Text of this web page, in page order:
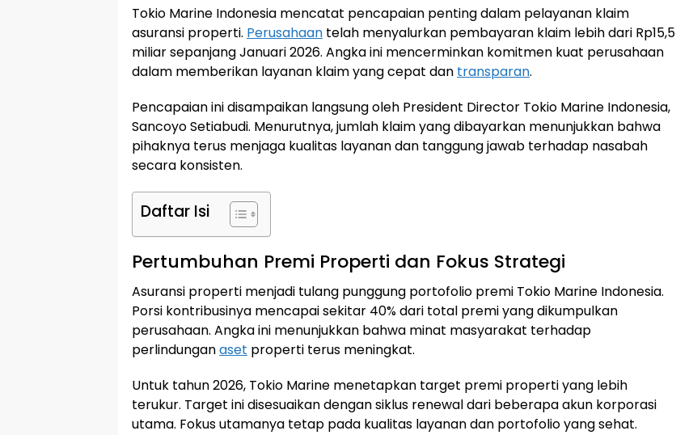
Tokio Marine Indonesia mencatat pencapaian penting dalam pelayanan klaim
asuransi properti. Perusahaan telah menyalurkan pembayaran klaim lebih dari Rp15,5
miliar sepanjang Januari 2026. Angka ini mencerminkan komitmen kuat perusahaan
dalam memberikan layanan klaim yang cepat dan transparan.
Pencapaian ini disampaikan langsung oleh President Director Tokio Marine Indonesia,
Sancoyo Setiabudi. Menurutnya, jumlah klaim yang dibayarkan menunjukkan bahwa
pihaknya terus menjaga kualitas layanan dan tanggung jawab terhadap nasabah
secara konsisten.
Daftar Isi
Pertumbuhan Premi Properti dan Fokus Strategi
Asuransi properti menjadi tulang punggung portofolio premi Tokio Marine Indonesia.
Porsi kontribusinya mencapai sekitar 40% dari total premi yang dikumpulkan
perusahaan. Angka ini menunjukkan bahwa minat masyarakat terhadap
perlindunganaset properti terus meningkat.
Untuk tahun 2026, Tokio Marine menetapkan target premi properti yang lebih
terukur. Target ini disesuaikan dengan siklus renewal dari beberapa akun korporasi
utama. Fokus utamanya tetap pada kualitas layanan dan portofolio yang sehat.